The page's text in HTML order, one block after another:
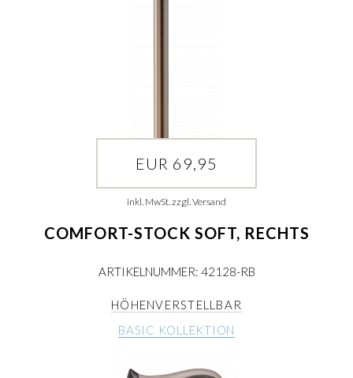
EUR 69,95
inkl. MwSt. zzgl. Versand
COMFORT-STOCK SOFT, RECHTS
ARTIKELNUMMER: 42128-RB
HÖHENVERSTELLBAR
BASIC KOLLEKTION